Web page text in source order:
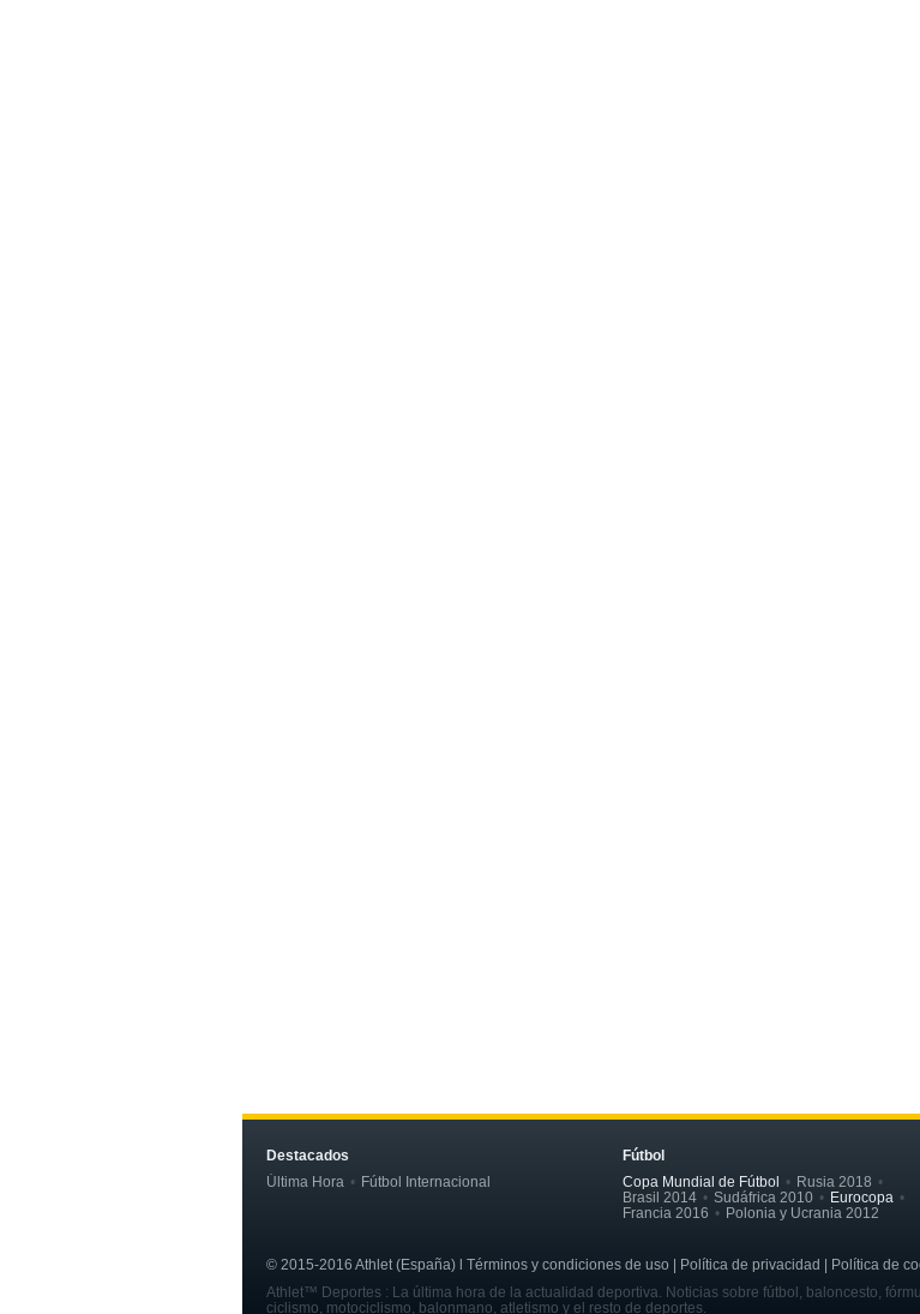
Destacados
Última Hora
Fútbol Internacional
Fútbol
Copa Mundial de Fútbol
Rusia 2018
Brasil 2014
Sudáfrica 2010
Eurocopa
Francia 2016
Polonia y Ucrania 2012
© 2015-2016 Athlet (España) l Términos y condiciones de uso | Política de privacidad | Política de
Athlet™ Deportes : La última hora de la actualidad deportiva. Noticias sobre fútbol, baloncesto,
ciclismo, motociclismo, balonmano, atletismo y el resto de deportes.